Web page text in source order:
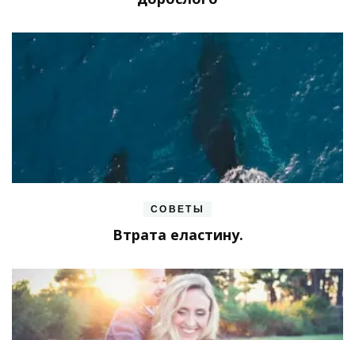
СОВЕТЫ
Втрата еластину.